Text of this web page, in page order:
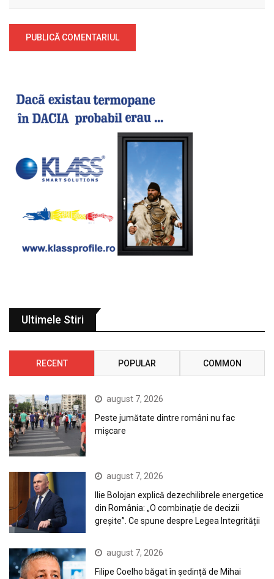
Ultimele Stiri
RECENT POPULAR COMMON
august 7, 2026
Peste jumătate dintre români nu fac
mișcare
august 7, 2026
Ilie Bolojan explică dezechilibrele energetice
din România: „O combinație de decizii
greșite”. Ce spune despre Legea Integrității
august 7, 2026
Filipe Coelho băgat în ședință de Mihai